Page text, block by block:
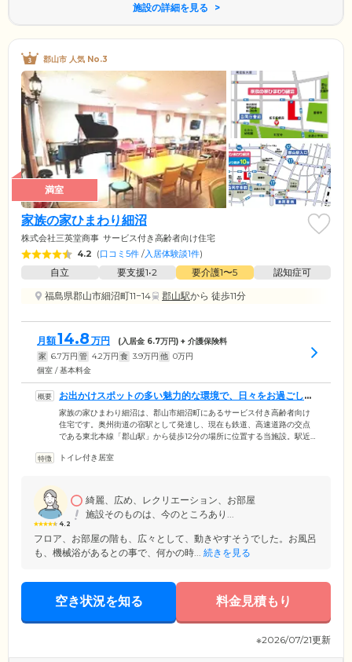
施設の詳細を見る
郡山市 人気 No.3
満室
家族の家ひまわり細沼
株式会社三英堂商事 サービス付き高齢者向け住宅
4.2 (口コミ5件 /入居体験談1件)
自立 要支援1•2 要介護1〜5
認知症可
福島県郡山市細沼町11−14
郡山駅から 徒歩11分
月額14.8 万円 (入居金 6.7万円) + 介護保険料
家 6.7万円 管 4.2万円 食 3.9万円 他 0万円
個室 / 基本料金
お出かけスポットの多い魅力的な環境で、日々をお過ごしい
ただけます
家族の家ひまわり細沼は、郡山市細沼町にあるサービス付き高齢者向け
住宅です。奥州街道の宿駅として発達し、現在も鉄道、高速道路の交点
である東北本線「郡山駅」から徒歩12分の場所に位置する当施設。駅近
けやショッピングに便利な周辺環境です。また、少し足を延ばせば「磐
くのが不安」「共同生活で社会参加したい」とお悩みの方、魅力的な環
境で「自由で安心」な毎日をお過ごしいただけます。
トイレ付き居室
4.2
綺麗、広め、レクリエーション、お部屋
施設そのものは、今のところあり...
フロア、お部屋の階も、広々として、動きやすそうでした。お風呂
も、機械浴があるとの事で、何かの時... 続きを見る
空き状況を知る 料金見積もり
※2026/07/21更新